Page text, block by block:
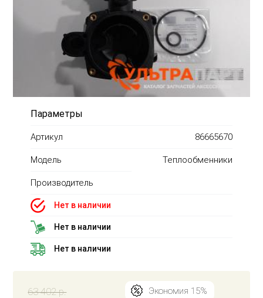
Параметры
Артикул 86665670
Модель Теплообменники
Производитель
Нет в наличии
Нет в наличии
Нет в наличии
63 402 р. Экономия 15%